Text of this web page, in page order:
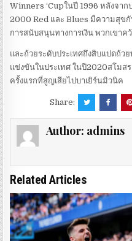
Winners ‘Cupในปี 1996 หลังจา
2000 Red และ Blues มีความสุข
การสนับสนุนทางการเงิน พวกเขา
และถ้วยระดับประเทศถึงสิบแปดถ้ว
แข่งขันในประเทศ ในปี2020สโมส
ครั้งแรกที่สูญเสียไปบาเยิร์นมิวนิค
Share:
Author: admins
Related Articles